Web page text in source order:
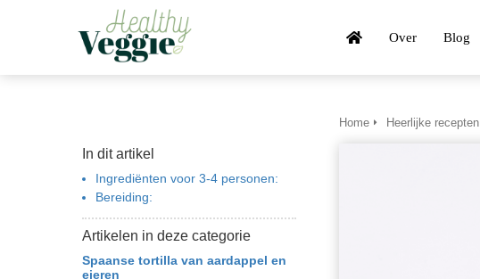
Over Blog
In dit artikel
Ingrediënten voor 3-4 personen:
Bereiding:
Artikelen in deze categorie
Spaanse tortilla van aardappel en
eieren
Home Heerlijke recepten